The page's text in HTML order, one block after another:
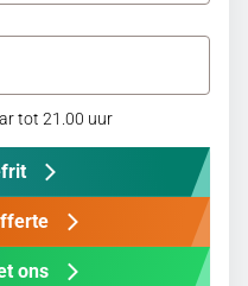
tot 21.00 uur
ons